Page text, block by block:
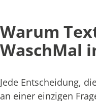
Warum
WaschMal
Jede Entscheidung,
an einer einzigen